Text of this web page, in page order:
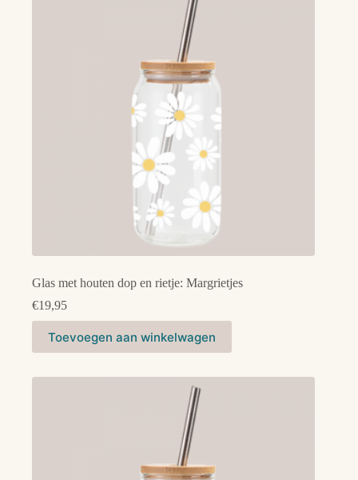
Glas met houten dop en rietje: Margrietjes
€19,95
Toevoegen aan winkelwagen